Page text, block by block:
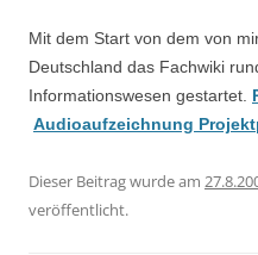
Mit dem Start von dem von
Deutschland das Fachwiki
Informationswesen gestartet.
Audioaufzeichnung
Dieser Beitrag wurde am
veröffentlicht.